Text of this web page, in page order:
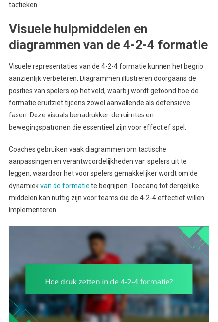
tactieken.
Visuele hulpmiddelen en
diagrammen van de 4-2-4 formatie
Visuele representaties van de 4-2-4 formatie kunnen het begrip
aanzienlijk verbeteren. Diagrammen illustreren doorgaans de
posities van spelers op het veld, waarbij wordt getoond hoe de
formatie eruitziet tijdens zowel aanvallende als defensieve
fasen. Deze visuals benadrukken de ruimtes en
bewegingspatronen die essentieel zijn voor effectief spel.
Coaches gebruiken vaak diagrammen om tactische
aanpassingen en verantwoordelijkheden van spelers uit te
leggen, waardoor het voor spelers gemakkelijker wordt om de
dynamiekvan de formatie te begrijpen. Toegang tot dergelijke
middelen kan nuttig zijn voor teams die de 4-2-4 effectief willen
implementeren.